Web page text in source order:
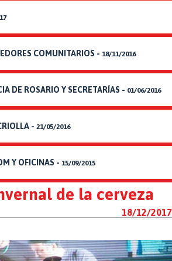
COMUNITARIOS - 18/11/2016
DE ROSARIO Y SECRETARÍAS - 01/06/2016
- 21/05/2016
Y OFICINAS - 15/09/2015
de la cerveza
18/12/2017